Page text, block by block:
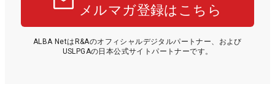
メルマガ登録はこちら
ALBA NetはR&Aのオフィシャルデジタルパートナー、および
USLPGAの日本公式サイトパートナーです。